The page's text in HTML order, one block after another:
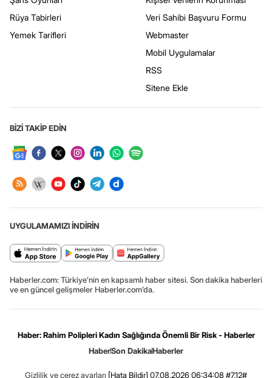
Rüya Tabirleri
Yemek Tarifleri
Veri Sahibi Başvuru Formu
Webmaster
Mobil Uygulamalar
RSS
Sitene Ekle
BİZİ TAKİP EDİN
UYGULAMAMIZI İNDİRİN
Haberler.com: Türkiye’nin en kapsamlı haber sitesi. Son dakika haberleri
ve en güncel gelişmeler Haberler.com’da.
Haber: Rahim Polipleri Kadın Sağlığında Önemli Bir Risk - Haberler
HaberSon DakikaHaberler
Gizlilik ve çerez ayarları [Hata Bildir] 07.08.2026 06:34:08 #7.12#